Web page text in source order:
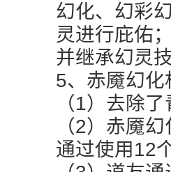
幻化、幻彩
灵进行庇佑
并继承幻灵
5、赤魇幻
（1）去除
（2）赤魇
通过使用12